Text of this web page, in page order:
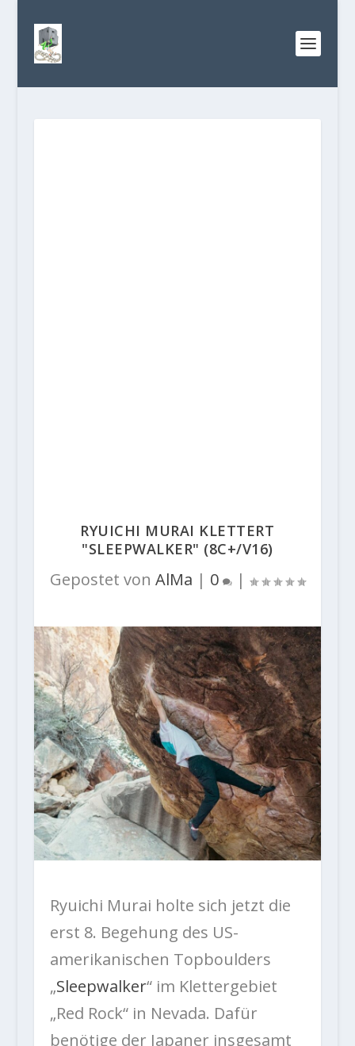
RYUICHI MURAI KLETTERT
"SLEEPWALKER" (8C+/V16)
Gepostet von AlMa | 0 |
Ryuichi Murai holte sich jetzt die
erst 8. Begehung des US-
amerikanischen Topboulders
„Sleepwalker“ im Klettergebiet
„Red Rock“ in Nevada. Dafür
benötige der Japaner insgesamt